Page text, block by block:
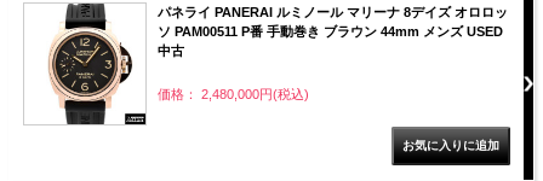
パネライ PANERAI ルミノール マリーナ 8デイズ オロロッ
ソ PAM00511 P番 手動巻き ブラウン 44mm メンズ USED
中古
価格： 2,480,000円(税込)